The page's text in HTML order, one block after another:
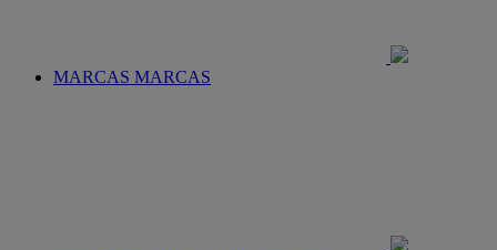
MARCAS MARCAS